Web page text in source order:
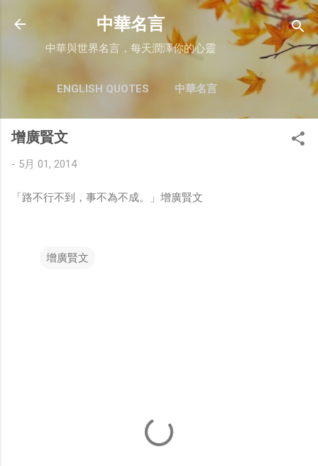
跳至主要內容
中華名言
中華與世界名言，每天潤澤你的心靈
ENGLISH QUOTES 中華名言
增廣賢文
- 5月 01, 2014
「路不行不到，事不為不成。」增廣賢文
增廣賢文